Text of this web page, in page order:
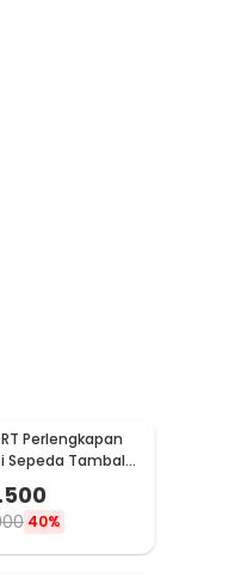
Perlengkapan
Sepeda Tambal
1 - PP06S
40%